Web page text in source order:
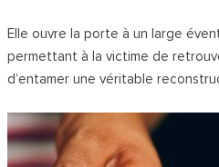
Elle ouvre la porte à un large
permettant à la victime de
d’entamer une véritable